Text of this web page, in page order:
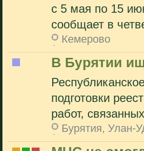
с 5 мая по 15
сообщает в
Кемерово
В Бурятии
подготовки
работ,
Бурятия, Улан-